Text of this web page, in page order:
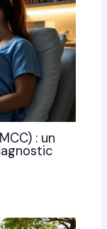
: un